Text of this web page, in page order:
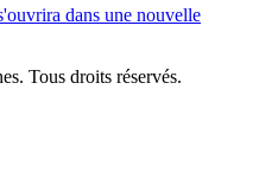
dans une nouvelle
Tous droits réservés.